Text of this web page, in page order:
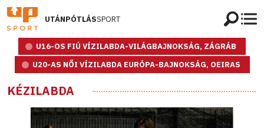
UTÁNPÓTLÁSSPORT
U16-OS FIÚ VÍZILABDA-VILÁGBAJNOKSÁG, ZÁGRÁB
U20-AS NŐI VÍZILABDA EURÓPA-BAJNOKSÁG, OEIRAS
KÉZILABDA